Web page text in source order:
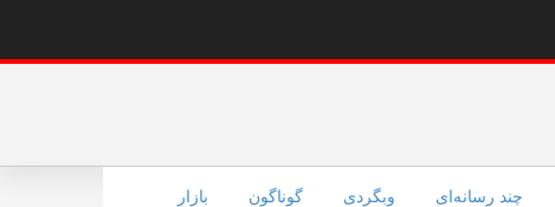
چند رسانه‌ای وبگردی گوناگون بازار